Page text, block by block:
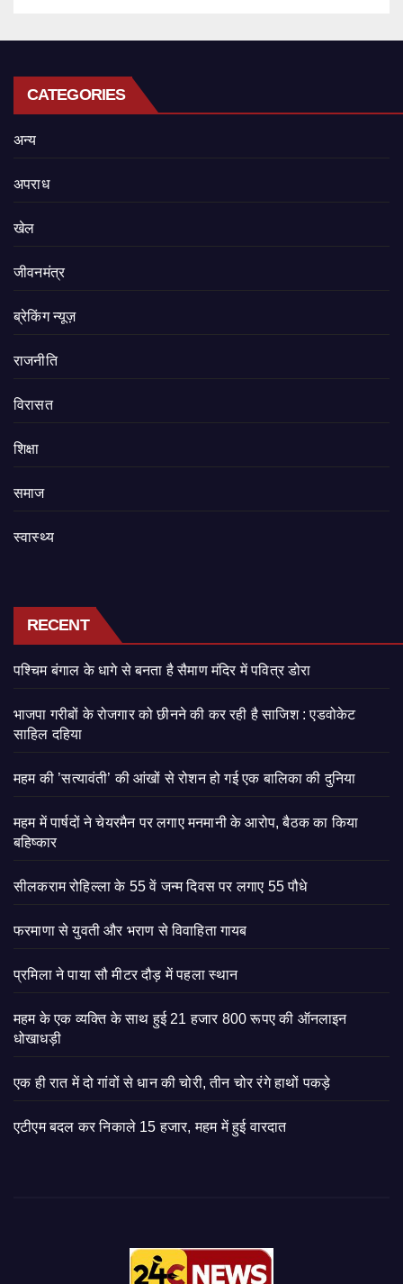
CATEGORIES
अन्य
अपराध
खेल
जीवनमंत्र
ब्रेकिंग न्यूज़
राजनीति
‍‍विरासत
शिक्षा
समाज
स्वास्थ्य
RECENT
पश्चिम बंगाल के धागे से बनता है सैमाण मंदिर में पवित्र डोरा
भाजपा गरीबों के रोजगार को छीनने की कर रही है साजिश : एडवोकेट
साहिल दहिया
महम की ’सत्यावंती’ की आंखों से रोशन हो गई एक बालिका की दुनिया
महम में पार्षदों ने चेयरमैन पर लगाए मनमानी के आरोप, बैठक का किया
बहिष्कार
सीलकराम रोहिल्ला के 55 वें जन्म दिवस पर लगाए 55 पौधे
फरमाणा से युवती और भराण से विवाहिता गायब
प्रमिला ने पाया सौ मीटर दौड़ में पहला स्थान
महम के एक व्यक्ति के साथ हुई 21 हजार 800 रूपए की ऑनलाइन
धोखाधड़ी
एक ही रात में दो गांवों से धान की चोरी, तीन चोर रंगे हाथों पकड़े
एटीएम बदल कर निकाले 15 हजार, महम में हुई वारदात